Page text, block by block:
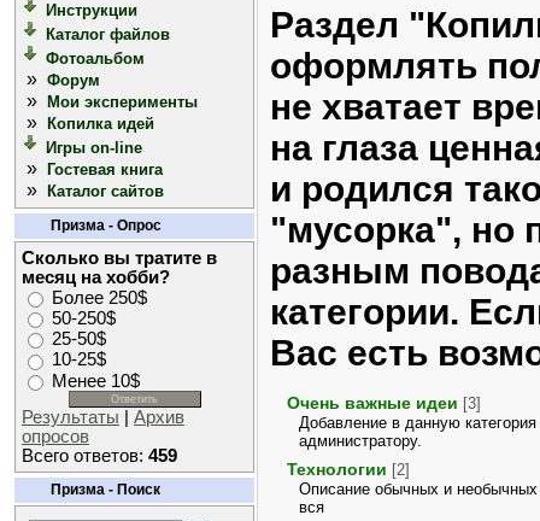
Инструкции
Каталог файлов
Фотоальбом
» Форум
» Мои эксперименты
»
Копилка идей
Игры on-line
» Гостевая книга
» Каталог сайтов
Призма - Опрос
Сколько вы тратите в
месяц на хобби?
Более 250$
50-250$
25-50$
10-25$
Менее 10$
Результаты
Архив
опросов
Всего ответов: 459
Призма - Поиск
Раздел
оформлять
не хватает
на глаза
и родился
"мусорка", но
разным
категории.
Вас есть
Очень важные идеи [3]
Добавление в данную
администратору.
Технологии [2]
Описание обычных и необычных
вся